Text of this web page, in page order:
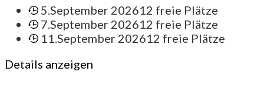
5.September 202612 freie Plätze
7.September 202612 freie Plätze
11.September 202612 freie Plätze
Details anzeigen